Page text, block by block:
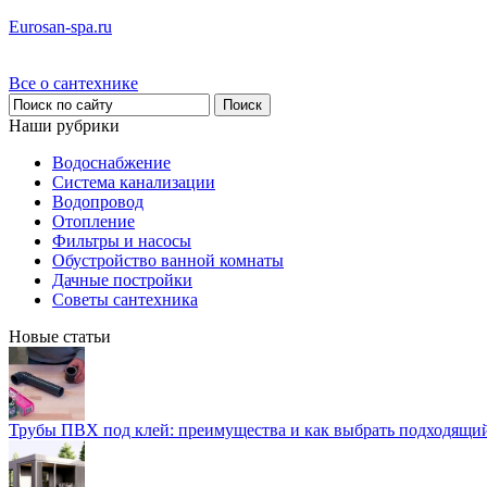
Eurosan-spa.ru
Все о сантехнике
Наши рубрики
Водоснабжение
Система канализации
Водопровод
Отопление
Фильтры и насосы
Обустройство ванной комнаты
Дачные постройки
Советы сантехника
Новые статьи
Трубы ПВХ под клей: преимущества и как выбрать